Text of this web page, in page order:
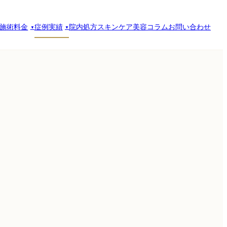
施術料金 症例実績 院内処方スキンケア美容コラムお問い合わせ